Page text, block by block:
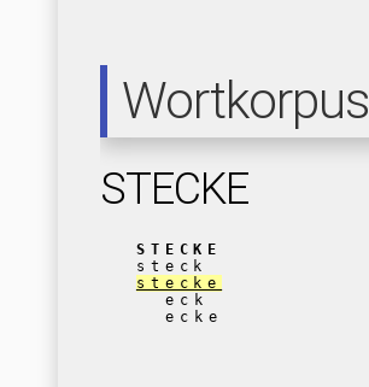
Wortkorpus
STECKE
STECKE
steck
stecke
eck
ecke